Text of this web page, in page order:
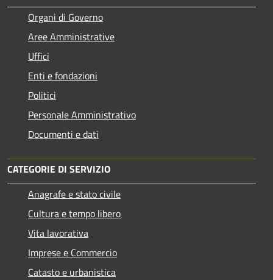
Organi di Governo
Aree Amministrative
Uffici
Enti e fondazioni
Politici
Personale Amministrativo
Documenti e dati
CATEGORIE DI SERVIZIO
Anagrafe e stato civile
Cultura e tempo libero
Vita lavorativa
Imprese e Commercio
Catasto e urbanistica